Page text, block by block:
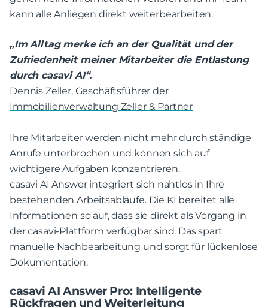
kann alle Anliegen direkt weiterbearbeiten.
„Im Alltag merke ich an der Qualität und der
Zufriedenheit meiner Mitarbeiter die Entlastung
durch casavi AI“.
Dennis Zeller, Geschäftsführer der
Immobilienverwaltung Zeller & Partner
Ihre Mitarbeiter werden nicht mehr durch ständige
Anrufe unterbrochen und können sich auf
wichtigere Aufgaben konzentrieren.
casavi AI Answer integriert sich nahtlos in Ihre
bestehenden Arbeitsabläufe. Die KI bereitet alle
Informationen so auf, dass sie direkt als Vorgang in
der casavi-Plattform verfügbar sind. Das spart
manuelle Nachbearbeitung und sorgt für lückenlose
Dokumentation.
casavi AI Answer Pro: Intelligente
Rückfragen und Weiterleitung